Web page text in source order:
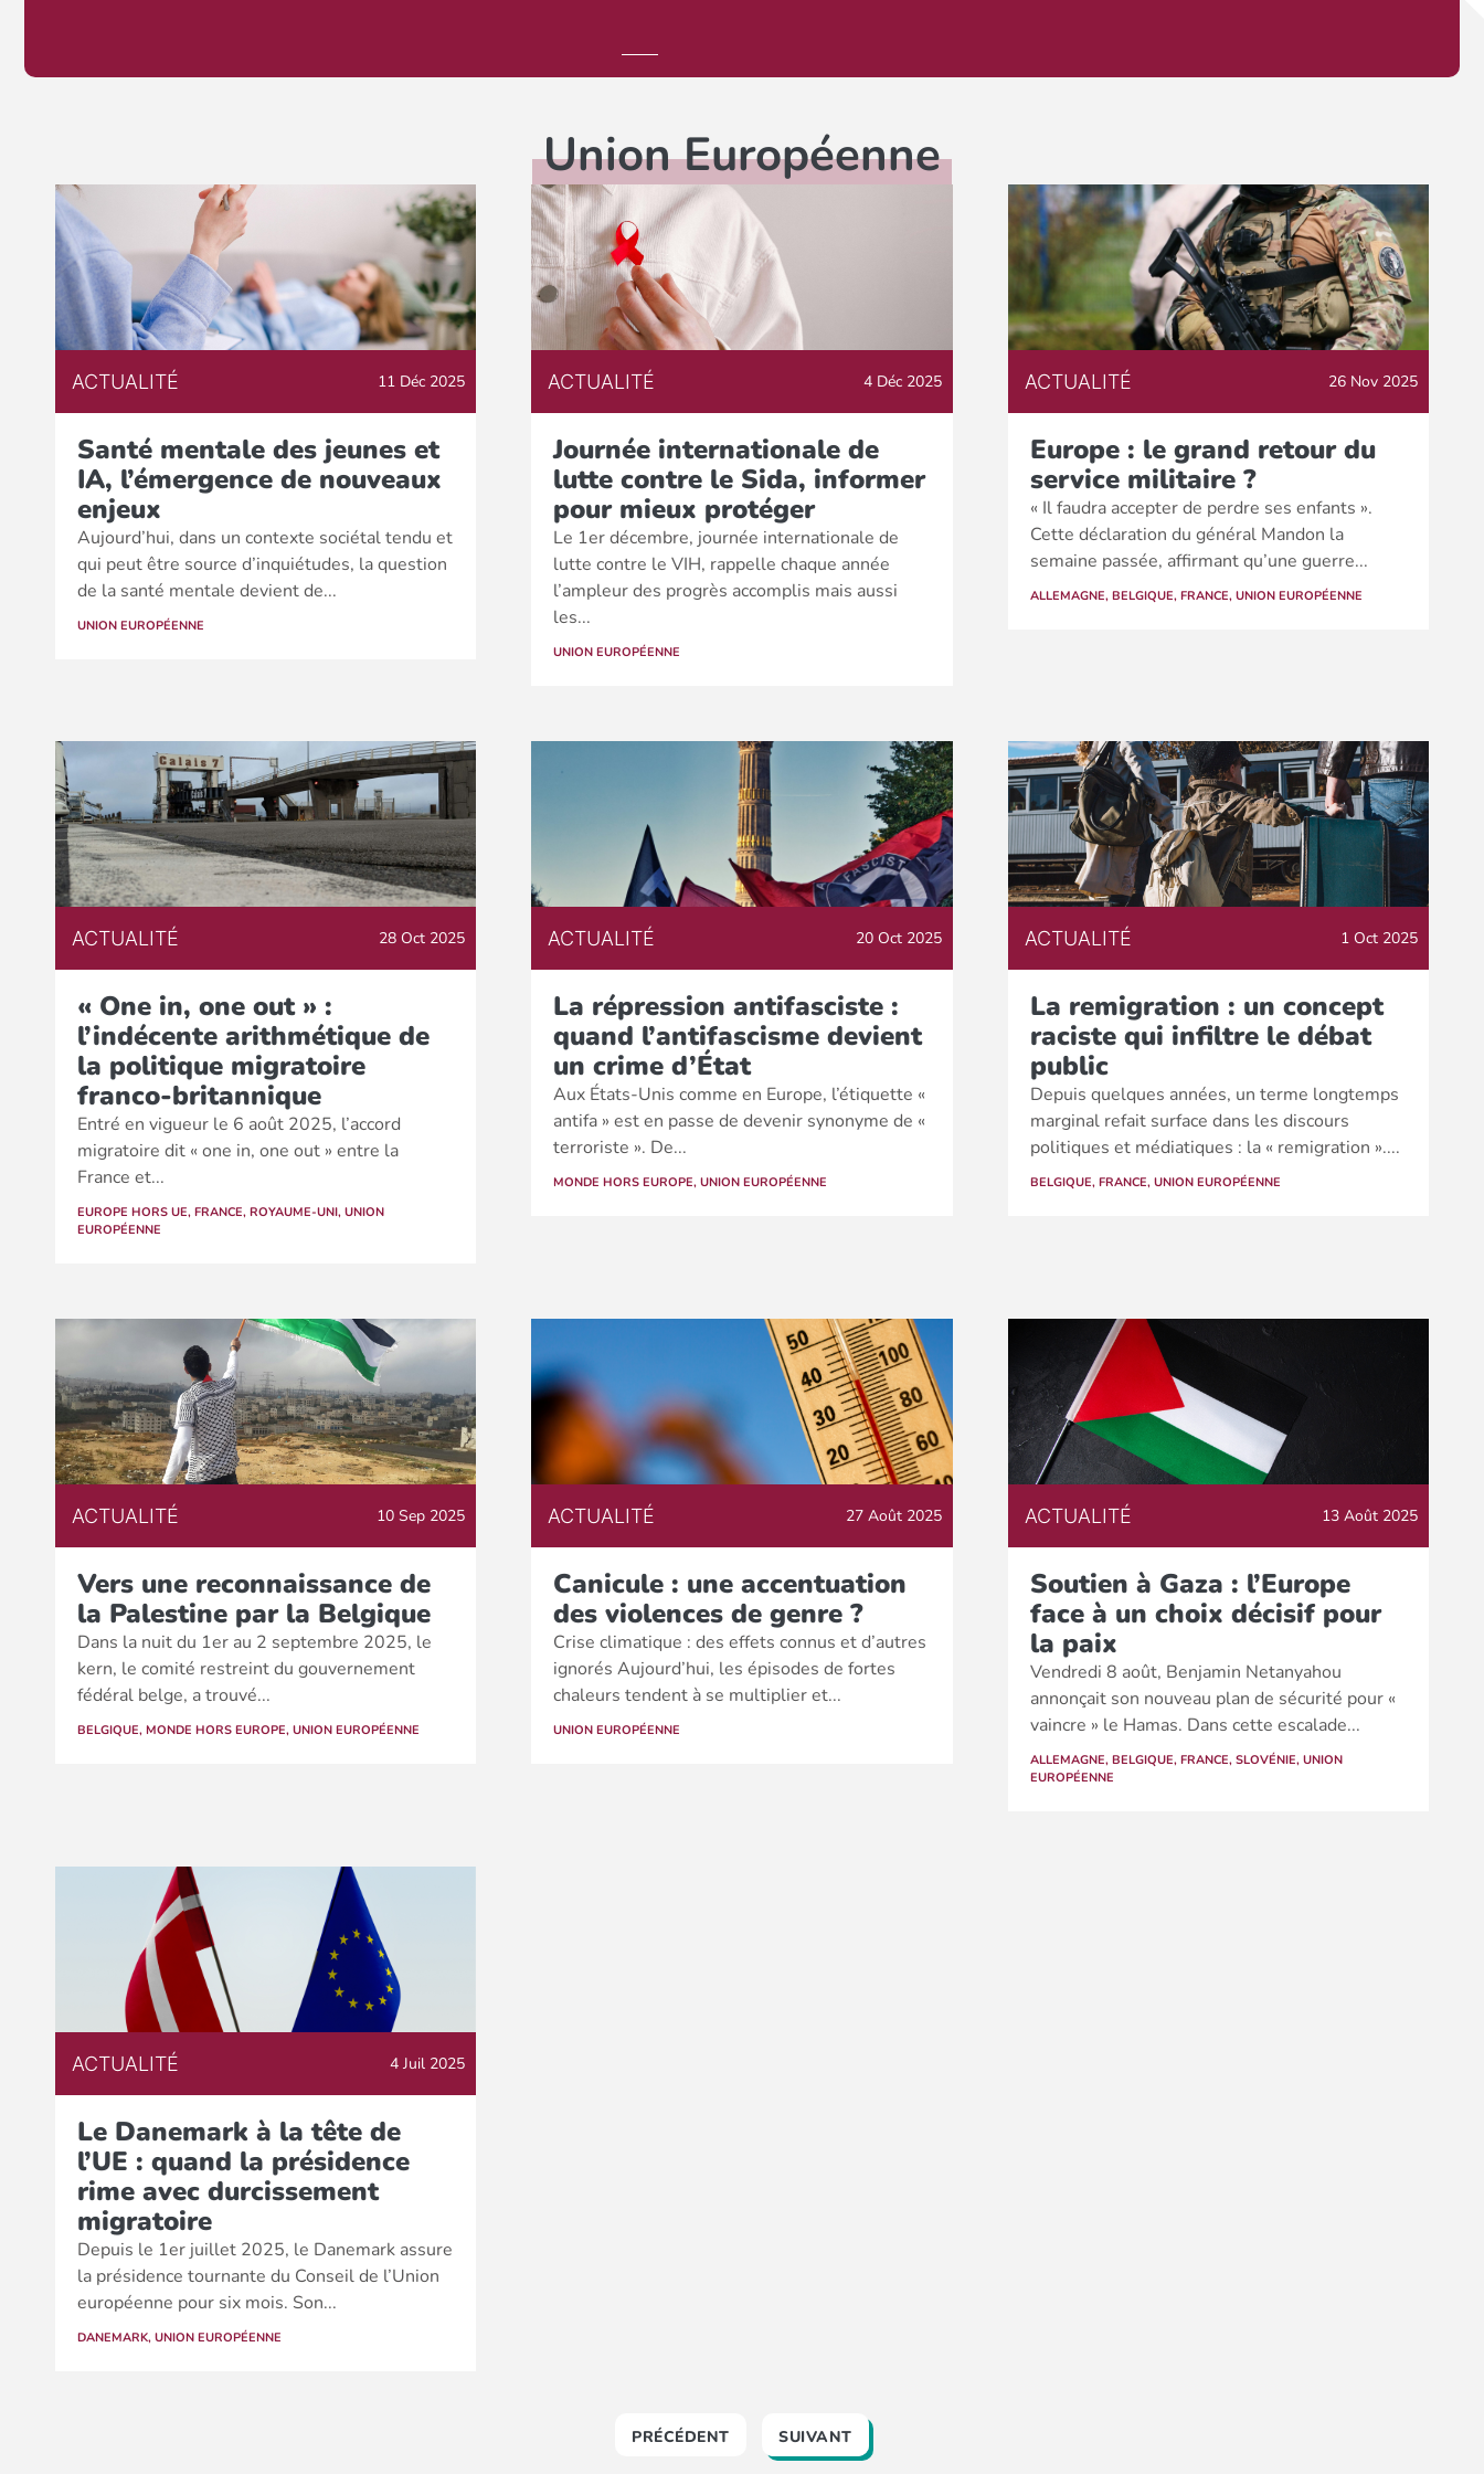
Union Européenne
ACTUALITÉ 11 Déc 2025
Santé mentale des jeunes et
IA, l’émergence de nouveaux
enjeux
Aujourd’hui, dans un contexte sociétal tendu et
qui peut être source d’inquiétudes, la question
de la santé mentale devient de...
UNION EUROPÉENNE
ACTUALITÉ 4 Déc 2025
Journée internationale de
lutte contre le Sida, informer
pour mieux protéger
Le 1er décembre, journée internationale de
lutte contre le VIH, rappelle chaque année
l’ampleur des progrès accomplis mais aussi
les...
UNION EUROPÉENNE
ACTUALITÉ 26 Nov 2025
Europe : le grand retour du
service militaire ?
« Il faudra accepter de perdre ses enfants ».
Cette déclaration du général Mandon la
semaine passée, affirmant qu’une guerre...
ALLEMAGNE, BELGIQUE, FRANCE, UNION EUROPÉENNE
ACTUALITÉ 28 Oct 2025
« One in, one out » :
l’indécente arithmétique de
la politique migratoire
franco-britannique
Entré en vigueur le 6 août 2025, l’accord
migratoire dit « one in, one out » entre la
France et...
EUROPE HORS UE, FRANCE, ROYAUME-UNI, UNION
EUROPÉENNE
ACTUALITÉ 20 Oct 2025
La répression antifasciste :
quand l’antifascisme devient
un crime d’État
Aux États-Unis comme en Europe, l’étiquette «
antifa » est en passe de devenir synonyme de «
terroriste ». De...
MONDE HORS EUROPE,UNION EUROPÉENNE
ACTUALITÉ 1 Oct 2025
La remigration : un concept
raciste qui infiltre le débat
public
Depuis quelques années, un terme longtemps
marginal refait surface dans les discours
politiques et médiatiques : la « remigration »....
BELGIQUE, FRANCE, UNION EUROPÉENNE
ACTUALITÉ 10 Sep 2025
Vers une reconnaissance de
la Palestine par la Belgique
Dans la nuit du 1er au 2 septembre 2025, le
kern, le comité restreint du gouvernement
fédéral belge, a trouvé...
BELGIQUE, MONDE HORS EUROPE, UNION EUROPÉENNE
ACTUALITÉ 27 Août 2025
Canicule : une accentuation
des violences de genre ?
Crise climatique : des effets connus et d’autres
ignorés Aujourd’hui, les épisodes de fortes
chaleurs tendent à se multiplier et...
UNION EUROPÉENNE
ACTUALITÉ 13 Août 2025
Soutien à Gaza : l’Europe
face à un choix décisif pour
la paix
Vendredi 8 août, Benjamin Netanyahou
annonçait son nouveau plan de sécurité pour «
vaincre » le Hamas. Dans cette escalade...
ALLEMAGNE, BELGIQUE, FRANCE, SLOVÉNIE, UNION
EUROPÉENNE
ACTUALITÉ 4 Juil 2025
Le Danemark à la tête de
l’UE : quand la présidence
rime avec durcissement
migratoire
Depuis le 1er juillet 2025, le Danemark assure
la présidence tournante du Conseil de l’Union
européenne pour six mois. Son...
DANEMARK, UNION EUROPÉENNE
PRÉCÉDENT SUIVANT